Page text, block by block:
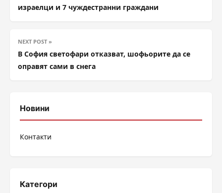
израелци и 7 чуждестранни граждани
NEXT POST »
В София светофари отказват, шофьорите да се
оправят сами в снега
Новини
Контакти
Категори